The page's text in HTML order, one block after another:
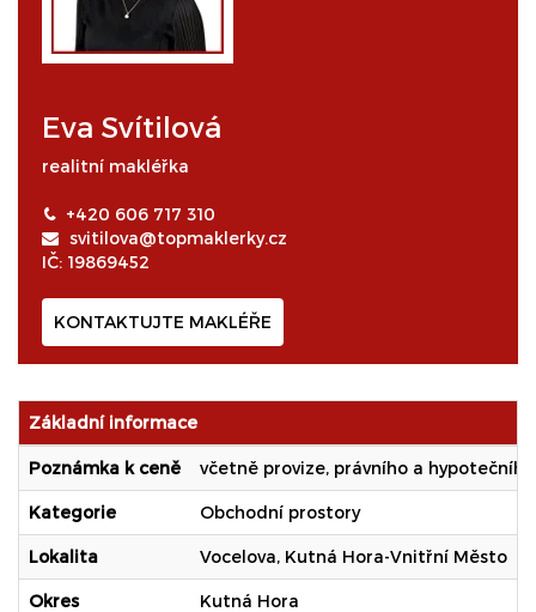
Eva Svítilová
realitní makléřka
+420 606 717 310
svitilova@topmaklerky.cz
IČ: 19869452
KONTAKTUJTE MAKLÉŘE
Základní informace
Poznámka k ceně včetně provize, právního a
Kategorie Obchodní prostory
Lokalita Vocelova, Kutná Hora-Vnitřní Město
Okres Kutná Hora